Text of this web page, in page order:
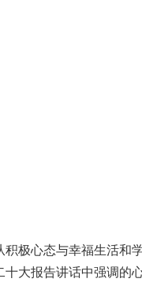
积极心态与幸福生活和
十大报告讲话中强调的